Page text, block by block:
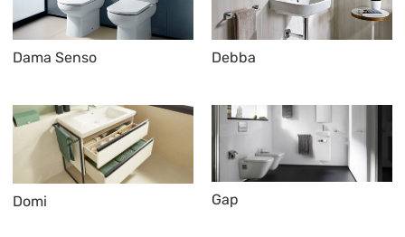
Dama Senso Debba
Domi Gap